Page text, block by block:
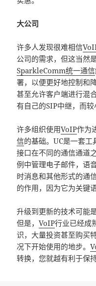
大公司
许多人发现很难相信
公司的需求，但这当然
SparkleComm统一通信
署，以便更好地控制和
甚至允许客户端进行混
有自己的SIP中继，而
许多组织使用VoIP作为
信的基础。UC是一套
接口在不同的通信通道
例中管理电子邮件，语
时消息和其他形式的通
的作用，因为它为关键
升级到更新的技术可能
但是，VoIP行业已经成
识，大量投资甚至购买
况下开始使用的地步。
转换，您就越有利于保